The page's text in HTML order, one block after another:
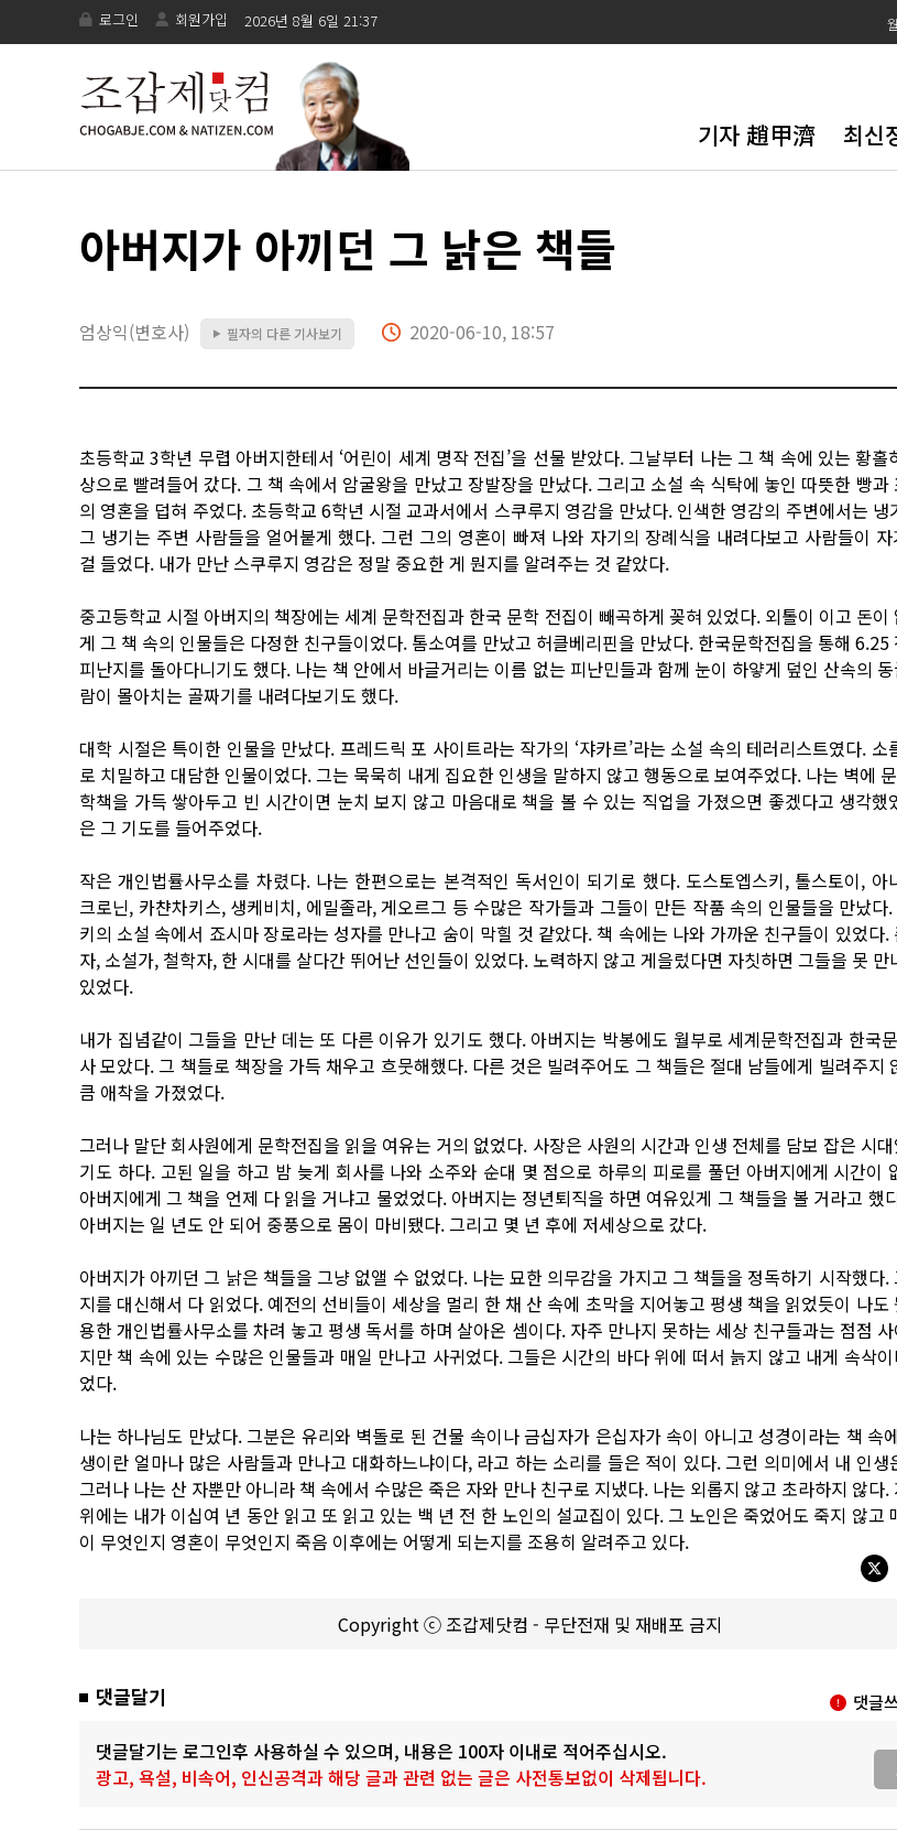
로그인 회원가입 2026년 8월 6일 21:37
기자 趙甲濟 최신
아버지가 아끼던 그 낡은 책들
엄상익(변호사) ▶ 필자의 다른 기사보기 2020-06-10, 18:57
초등학교 3학년 무렵 아버지한테서 ‘어린이 세계 명작 전집’을 선물 받았다. 그날부터 나는 그 책 속에 있는 황홀
상으로 빨려들어 갔다. 그 책 속에서 암굴왕을 만났고 장발장을 만났다. 그리고 소설 속 식탁에 놓인 따뜻한 빵과
의 영혼을 덥혀 주었다. 초등학교 6학년 시절 교과서에서 스쿠루지 영감을 만났다. 인색한 영감의 주변에서는 냉
그 냉기는 주변 사람들을 얼어붙게 했다. 그런 그의 영혼이 빠져 나와 자기의 장례식을 내려다보고 사람들이
걸 들었다. 내가 만난 스쿠루지 영감은 정말 중요한 게 뭔지를 알려주는 것 같았다.
중고등학교 시절 아버지의 책장에는 세계 문학전집과 한국 문학 전집이 빼곡하게 꽂혀 있었다. 외톨이 이고 돈이
게 그 책 속의 인물들은 다정한 친구들이었다. 톰소여를 만났고 허클베리핀을 만났다. 한국문학전집을 통해 6.25
피난지를 돌아다니기도 했다. 나는 책 안에서 바글거리는 이름 없는 피난민들과 함께 눈이 하얗게 덮인 산속의
람이 몰아치는 골짜기를 내려다보기도 했다.
대학 시절은 특이한 인물을 만났다. 프레드릭 포 사이트라는 작가의 ‘쟈카르’라는 소설 속의 테러리스트였다. 소
로 치밀하고 대담한 인물이었다. 그는 묵묵히 내게 집요한 인생을 말하지 않고 행동으로 보여주었다. 나는 벽에
학책을 가득 쌓아두고 빈 시간이면 눈치 보지 않고 마음대로 책을 볼 수 있는 직업을 가졌으면 좋겠다고 생각했
은 그 기도를 들어주었다.
작은 개인법률사무소를 차렸다. 나는 한편으로는 본격적인 독서인이 되기로 했다. 도스토엡스키, 톨스토이, 아
크로닌, 카챤차키스, 생케비치, 에밀졸라, 게오르그 등 수많은 작가들과 그들이 만든 작품 속의 인물들을 만났다
키의 소설 속에서 죠시마 장로라는 성자를 만나고 숨이 막힐 것 같았다. 책 속에는 나와 가까운 친구들이 있었다.
자, 소설가, 철학자, 한 시대를 살다간 뛰어난 선인들이 있었다. 노력하지 않고 게을렀다면 자칫하면 그들을 못 만
있었다.
내가 집념같이 그들을 만난 데는 또 다른 이유가 있기도 했다. 아버지는 박봉에도 월부로 세계문학전집과 한국
사 모았다. 그 책들로 책장을 가득 채우고 흐뭇해했다. 다른 것은 빌려주어도 그 책들은 절대 남들에게 빌려주지
큼 애착을 가졌었다.
그러나 말단 회사원에게 문학전집을 읽을 여유는 거의 없었다. 사장은 사원의 시간과 인생 전체를 담보 잡은 시
기도 하다. 고된 일을 하고 밤 늦게 회사를 나와 소주와 순대 몇 점으로 하루의 피로를 풀던 아버지에게 시간이
아버지에게 그 책을 언제 다 읽을 거냐고 물었었다. 아버지는 정년퇴직을 하면 여유있게 그 책들을 볼 거라고 했
아버지는 일 년도 안 되어 중풍으로 몸이 마비됐다. 그리고 몇 년 후에 저세상으로 갔다.
아버지가 아끼던 그 낡은 책들을 그냥 없앨 수 없었다. 나는 묘한 의무감을 가지고 그 책들을 정독하기 시작했다.
지를 대신해서 다 읽었다. 예전의 선비들이 세상을 멀리 한 채 산 속에 초막을 지어놓고 평생 책을 읽었듯이 나도
용한 개인법률사무소를 차려 놓고 평생 독서를 하며 살아온 셈이다. 자주 만나지 못하는 세상 친구들과는 점점
지만 책 속에 있는 수많은 인물들과 매일 만나고 사귀었다. 그들은 시간의 바다 위에 떠서 늙지 않고 내게 속삭
었다.
나는 하나님도 만났다. 그분은 유리와 벽돌로 된 건물 속이나 금십자가 은십자가 속이 아니고 성경이라는 책 속
생이란 얼마나 많은 사람들과 만나고 대화하느냐이다, 라고 하는 소리를 들은 적이 있다. 그런 의미에서 내 인생
그러나 나는 산 자뿐만 아니라 책 속에서 수많은 죽은 자와 만나 친구로 지냈다. 나는 외롭지 않고 초라하지 않다.
위에는 내가 이십여 년 동안 읽고 또 읽고 있는 백 년 전 한 노인의 설교집이 있다. 그 노인은 죽었어도 죽지 않고
이 무엇인지 영혼이 무엇인지 죽음 이후에는 어떻게 되는지를 조용히 알려주고 있다.
Copyright ⓒ 조갑제닷컴 - 무단전재 및 재배포 금지
댓글달기 댓글
댓글달기는 로그인후 사용하실 수 있으며, 내용은 100자 이내로 적어주십시오.
광고, 욕설, 비속어, 인신공격과 해당 글과 관련 없는 글은 사전통보없이 삭제됩니다.